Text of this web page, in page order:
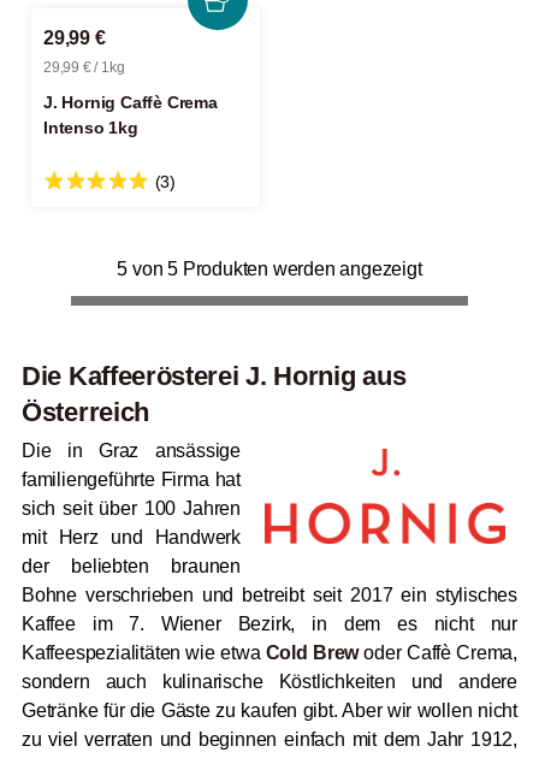
29,99 €
29,99 € / 1kg
J. Hornig Caffè Crema
Intenso 1kg
(3)
5 von 5 Produkten werden angezeigt
Die Kaffeerösterei J. Hornig aus
Österreich
Die in Graz ansässige
familiengeführte Firma hat
sich seit über 100 Jahren
mit Herz und Handwerk
der beliebten braunen
Bohne verschrieben und betreibt seit 2017 ein stylisches
Kaffee im 7. Wiener Bezirk, in dem es nicht nur
Kaffeespezialitäten wie etwa Cold Brewoder Caffè Crema,
sondern auch kulinarische Köstlichkeiten und andere
Getränke für die Gäste zu kaufen gibt. Aber wir wollen nicht
zu viel verraten und beginnen einfach mit dem Jahr 1912,